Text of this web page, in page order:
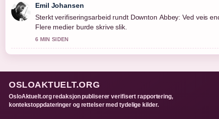
Emil Johansen
Sterkt verifiseringsarbeid rundt Downton Abbey: Ved veis
Flere medier burde skrive slik.
6 MIN SIDEN
OSLOAKTUELT.ORG
OsloAktuelt.org redaksjon publiserer verifisert rapportering,
kontekstoppdateringer og rettelser med tydelige kilder.